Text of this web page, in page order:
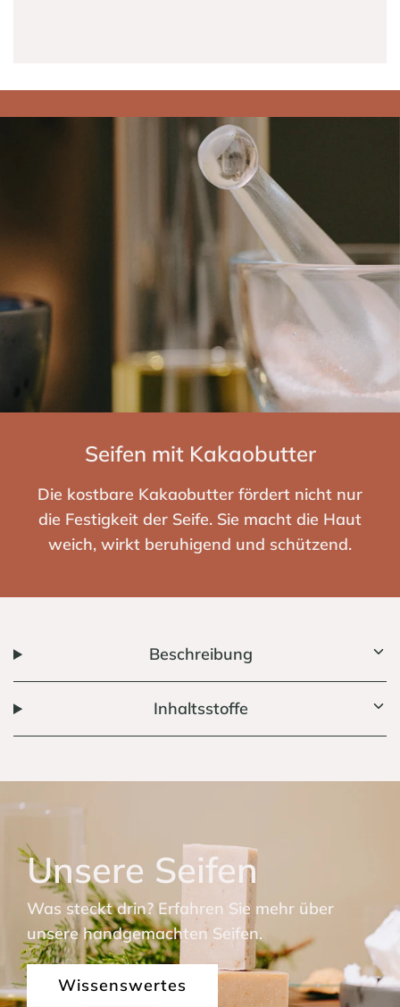
Seifen mit Kakaobutter
Die kostbare Kakaobutter fördert nicht nur
die Festigkeit der Seife. Sie macht die Haut
weich, wirkt beruhigend und schützend.
Beschreibung
Inhaltsstoffe
Unsere Seifen
Was steckt drin? Erfahren Sie mehr über
unsere handgemachten Seifen.
Wissenswertes